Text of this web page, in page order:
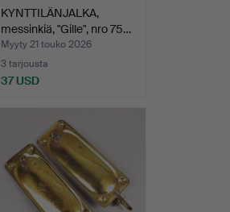
KYNTTILÄNJALKA,
messinkiä, "Gille", nro 75…
Myyty 21 touko 2026
3 tarjousta
37 USD